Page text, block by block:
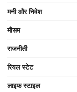
मनी और निवेश
मौसम
राजनीती
रियल स्टेट
लाइफ स्टाइल